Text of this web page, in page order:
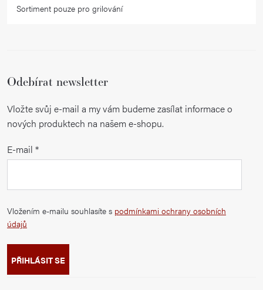
Sortiment pouze pro grilování
Odebírat newsletter
Vložte svůj e-mail a my vám budeme zasílat informace o
nových produktech na našem e-shopu.
E-mail
Vložením e-mailu souhlasíte s podmínkami ochrany osobních
údajů
PŘIHLÁSIT SE